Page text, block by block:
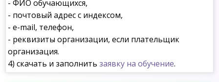
- ФИО обучающихся,
- почтовый адрес с индексом,
- e-mail, телефон,
- реквизиты организации, если плательщик
организация.
4) скачать и заполнитьзаявку на обучение.